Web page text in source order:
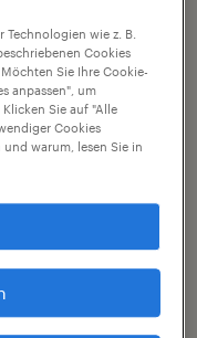
Technologien wie z. B.
Cookies
Sie Ihre Cookie-
anpassen", um
Sie auf "Alle
Cookies
warum, lesen Sie in